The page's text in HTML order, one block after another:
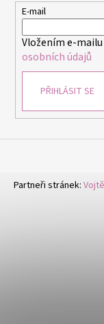
E-mail
Vložením e-
osobních údajů
PŘIHLÁSIT SE
Partneři stránek: